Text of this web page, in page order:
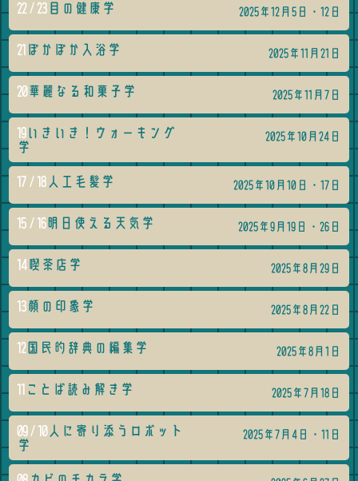
22 / 23 目の健康学 2025年12月5日・12日
21 ぽかぽか入浴学 2025年11月21日
20華麗なる和菓子学 2025年11月7日
19いきいき！ウォーキング
学
2025年10月24日
17 / 18 人工毛髪学 2025年10月10日・17日
15 / 16明日使える天気学 2025年9月19日・26日
14 喫茶店学 2025年8月29日
13顔の印象学 2025年8月22日
12国民的辞典の編集学 2025年8月1日
11 ことば読み解き学 2025年7月18日
09 / 10人に寄り添うロボット
学
2025年7月4日・11日